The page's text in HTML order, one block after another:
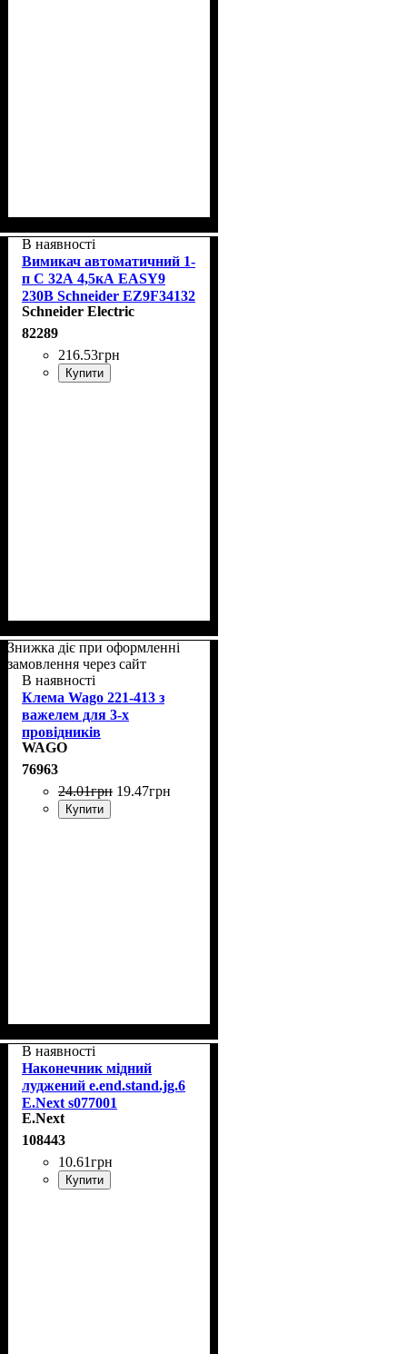
В наявності
Вимикач автоматичний 1-
п С 32А 4,5кА EASY9
230В Schneider EZ9F34132
Schneider Electric
82289
216.53грн
Купити
Знижка діє при оформленні
замовлення через сайт
В наявності
Клема Wago 221-413 з
важелем для 3-х
провідників
WAGO
76963
24.01грн 19.47грн
Купити
В наявності
Наконечник мідний
луджений e.end.stand.jg.6
E.Next s077001
E.Next
108443
10.61грн
Купити